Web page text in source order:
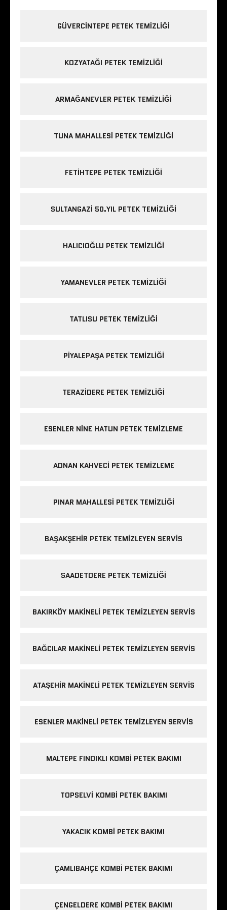
GÜVERCINTEPE PETEK TEMIZLIĞI
KOZYATAĞI PETEK TEMIZLIĞI
ARMAĞANEVLER PETEK TEMIZLIĞI
TUNA MAHALLESI PETEK TEMIZLIĞI
FETIHTEPE PETEK TEMIZLIĞI
SULTANGAZI 50.YIL PETEK TEMIZLIĞI
HALICIOĞLU PETEK TEMIZLIĞI
YAMANEVLER PETEK TEMIZLIĞI
TATLISU PETEK TEMIZLIĞI
PIYALEPAŞA PETEK TEMIZLIĞI
TERAZIDERE PETEK TEMIZLIĞI
ESENLER NINE HATUN PETEK TEMIZLEME
ADNAN KAHVECI PETEK TEMIZLEME
PINAR MAHALLESI PETEK TEMIZLIĞI
BAŞAKŞEHIR PETEK TEMIZLEYEN SERVIS
SAADETDERE PETEK TEMIZLIĞI
BAKIRKÖY MAKINELI PETEK TEMIZLEYEN SERVIS
BAĞCILAR MAKINELI PETEK TEMIZLEYEN SERVIS
ATAŞEHIR MAKINELI PETEK TEMIZLEYEN SERVIS
ESENLER MAKINELI PETEK TEMIZLEYEN SERVIS
MALTEPE FINDIKLI KOMBI PETEK BAKIMI
TOPSELVI KOMBI PETEK BAKIMI
YAKACIK KOMBI PETEK BAKIMI
ÇAMLIBAHÇE KOMBI PETEK BAKIMI
ÇENGELDERE KOMBI PETEK BAKIMI